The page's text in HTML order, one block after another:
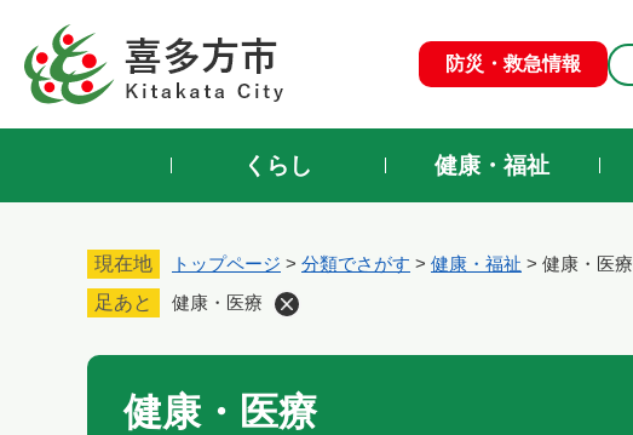
先
防災・救急情報
くらし 健康・福祉
現在地 トップページ > 分類でさがす > 健康・福祉 > 健康・医療
足あと
健康・医療
本
健康・医療